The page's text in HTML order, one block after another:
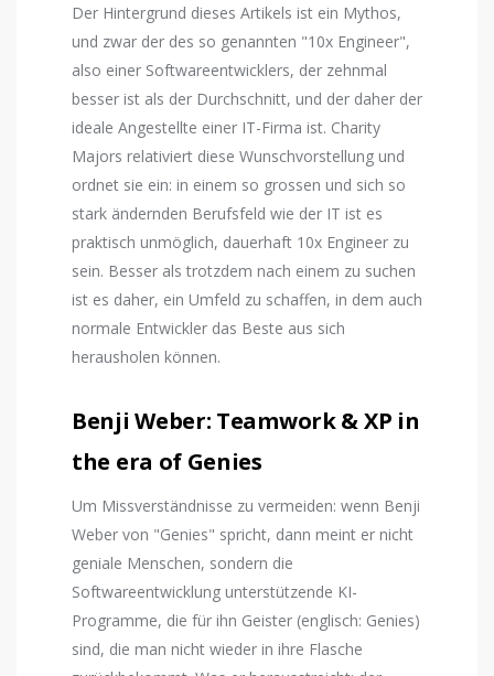
Der Hintergrund dieses Artikels ist ein Mythos,
und zwar der des so genannten "10x Engineer",
also einer Softwareentwicklers, der zehnmal
besser ist als der Durchschnitt, und der daher der
ideale Angestellte einer IT-Firma ist. Charity
Majors relativiert diese Wunschvorstellung und
ordnet sie ein: in einem so grossen und sich so
stark ändernden Berufsfeld wie der IT ist es
praktisch unmöglich, dauerhaft 10x Engineer zu
sein. Besser als trotzdem nach einem zu suchen
ist es daher, ein Umfeld zu schaffen, in dem auch
normale Entwickler das Beste aus sich
herausholen können.
Benji Weber: Teamwork & XP in
the era of Genies
Um Missverständnisse zu vermeiden: wenn Benji
Weber von "Genies" spricht, dann meint er nicht
geniale Menschen, sondern die
Softwareentwicklung unterstützende KI-
Programme, die für ihn Geister (englisch: Genies)
sind, die man nicht wieder in ihre Flasche